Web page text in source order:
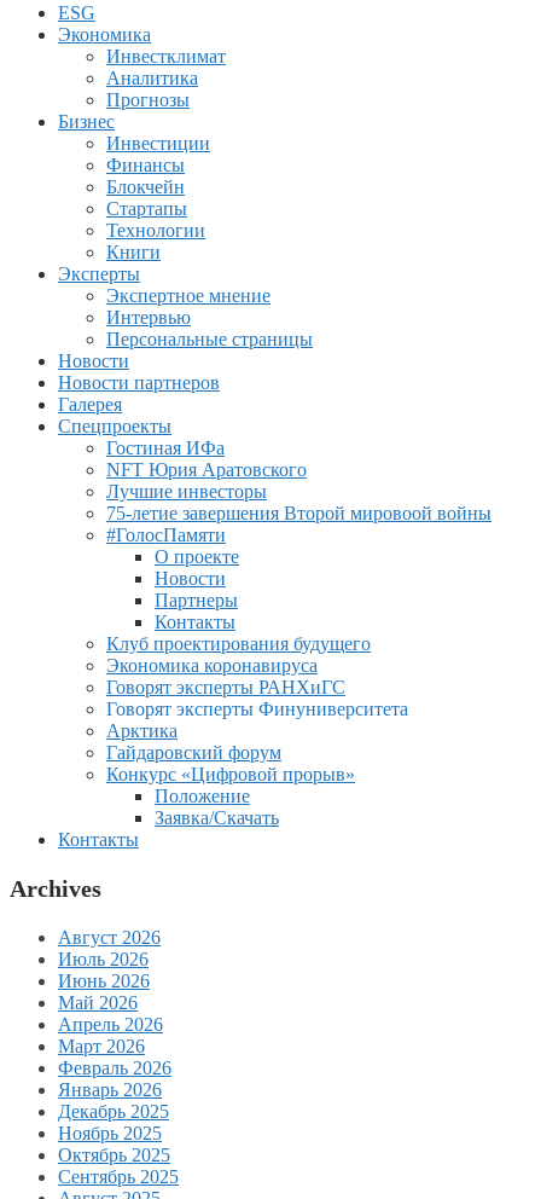
ESG
Экономика
Инвестклимат
Аналитика
Прогнозы
Бизнес
Инвестиции
Финансы
Блокчейн
Стартапы
Технологии
Книги
Эксперты
Экспертное мнение
Интервью
Персональные страницы
Новости
Новости партнеров
Галерея
Спецпроекты
Гостиная ИФа
NFT Юрия Аратовского
Лучшие инвесторы
75-летие завершения Второй мировоой войны
#ГолосПамяти
О проекте
Новости
Партнеры
Контакты
Клуб проектирования будущего
Экономика коронавируса
Говорят эксперты РАНХиГС
Говорят эксперты Финуниверситета
Арктика
Гайдаровский форум
Конкурс «Цифровой прорыв»
Положение
Заявка/Скачать
Контакты
Archives
Август 2026
Июль 2026
Июнь 2026
Май 2026
Апрель 2026
Март 2026
Февраль 2026
Январь 2026
Декабрь 2025
Ноябрь 2025
Октябрь 2025
Сентябрь 2025